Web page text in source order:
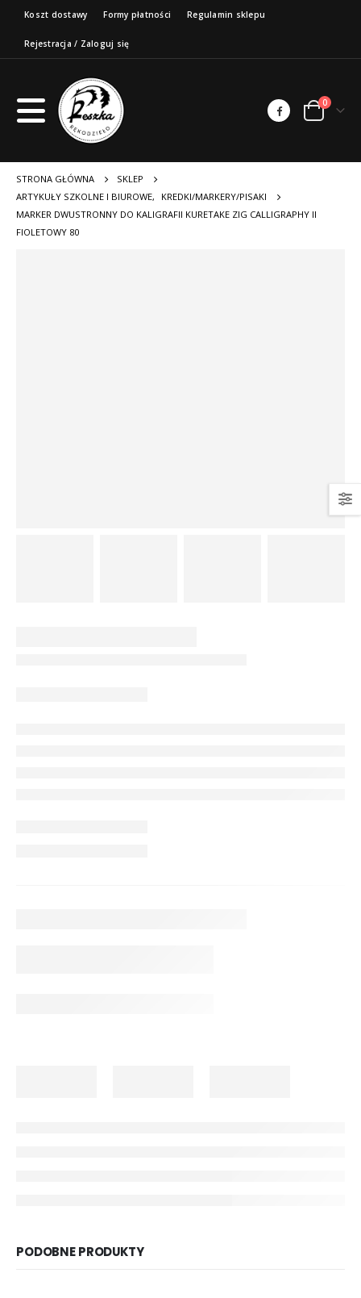
Koszt dostawy Formy płatności Regulamin sklepu
Rejestracja / Zaloguj się
0
STRONA GŁÓWNA
SKLEP
ARTYKUŁY SZKOLNE I BIUROWE,
KREDKI/MARKERY/PISAKI
MARKER DWUSTRONNY DO KALIGRAFII KURETAKE ZIG CALLIGRAPHY II
FIOLETOWY 80
PODOBNE PRODUKTY